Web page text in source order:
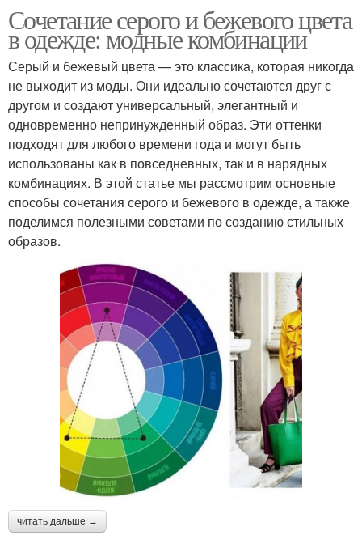
Сочетание серого и бежевого цвета
в одежде: модные комбинации
Серый и бежевый цвета — это классика, которая никогда
не выходит из моды. Они идеально сочетаются друг с
другом и создают универсальный, элегантный и
одновременно непринужденный образ. Эти оттенки
подходят для любого времени года и могут быть
использованы как в повседневных, так и в нарядных
комбинациях. В этой статье мы рассмотрим основные
способы сочетания серого и бежевого в одежде, а также
поделимся полезными советами по созданию стильных
образов.
читать дальше →